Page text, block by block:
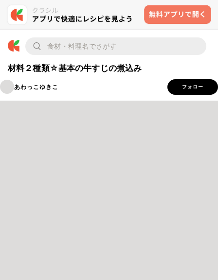
材料２種類☆基本の牛すじの煮込み
あわっこゆきこ フォロー